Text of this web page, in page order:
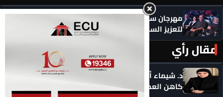
مهرجان سيمفوني للفنون يكرم رموزاً مؤثرة ويدعو
لتعزيز السلام
مقال رأي
د. شيماء أحمدين تكتب .. حين يصبح الذكاء الاصطناعي
كاهن العصر: هل نستبدل التأمل بالاستهلاك؟